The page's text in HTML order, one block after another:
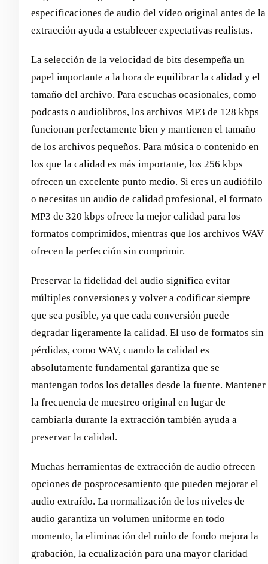
especificaciones de audio del vídeo original antes de la
extracción ayuda a establecer expectativas realistas.
La selección de la velocidad de bits desempeña un
papel importante a la hora de equilibrar la calidad y el
tamaño del archivo. Para escuchas ocasionales, como
podcasts o audiolibros, los archivos MP3 de 128 kbps
funcionan perfectamente bien y mantienen el tamaño
de los archivos pequeños. Para música o contenido en
los que la calidad es más importante, los 256 kbps
ofrecen un excelente punto medio. Si eres un audiófilo
o necesitas un audio de calidad profesional, el formato
MP3 de 320 kbps ofrece la mejor calidad para los
formatos comprimidos, mientras que los archivos WAV
ofrecen la perfección sin comprimir.
Preservar la fidelidad del audio significa evitar
múltiples conversiones y volver a codificar siempre
que sea posible, ya que cada conversión puede
degradar ligeramente la calidad. El uso de formatos sin
pérdidas, como WAV, cuando la calidad es
absolutamente fundamental garantiza que se
mantengan todos los detalles desde la fuente. Mantener
la frecuencia de muestreo original en lugar de
cambiarla durante la extracción también ayuda a
preservar la calidad.
Muchas herramientas de extracción de audio ofrecen
opciones de posprocesamiento que pueden mejorar el
audio extraído. La normalización de los niveles de
audio garantiza un volumen uniforme en todo
momento, la eliminación del ruido de fondo mejora la
grabación, la ecualización para una mayor claridad